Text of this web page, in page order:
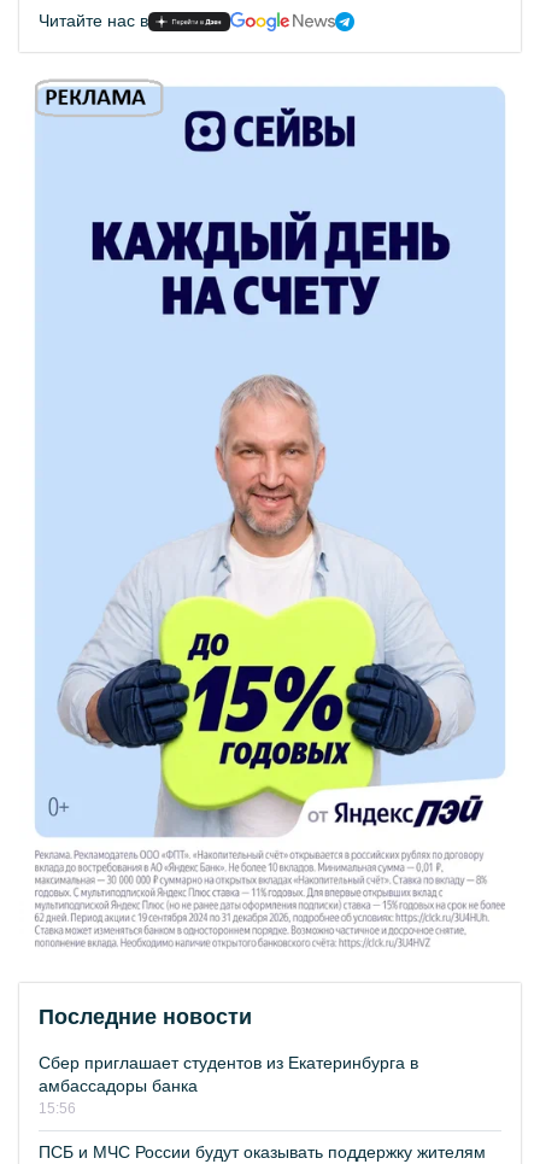
Читайте нас в
Последние новости
Сбер приглашает студентов из Екатеринбурга в
амбассадоры банка
15:56
ПСБ и МЧС России будут оказывать поддержку жителям